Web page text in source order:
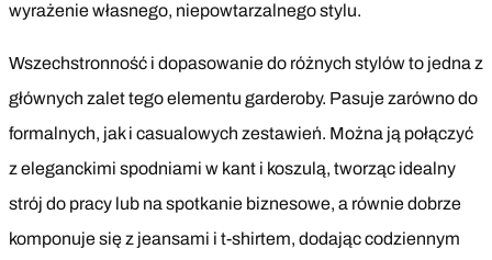
wyrażenie własnego, niepowtarzalnego stylu.
Wszechstronność i dopasowanie do różnych stylów to jedna z
głównych zalet tego elementu garderoby. Pasuje zarówno do
formalnych, jak i casualowych zestawień. Można ją połączyć
z eleganckimi spodniami w kant i koszulą, tworząc idealny
strój do pracy lub na spotkanie biznesowe, a równie dobrze
komponuje się z jeansami i t-shirtem, dodając codziennym